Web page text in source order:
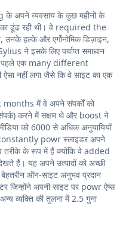
के अपने व्यवसाय के कुछ महीनों के
ढूंढ रही थी। वे required the
हल्के और एर्गोनोमिक डिज़ाइन,
ने इसके लिए पर्याप्त समाधान
पहले एक many different
नहीं लगा जैसे कि वे साइट का एक
में वे अपने संपर्कों को
करने में सक्षम थे और boost ने
को 6000 से अधिक अनुयायियों
constantly powr स्लाइडर अपने
तरीके के रूप में हैं क्योंकि वे added
हैं। यह अपने उत्पादों को अच्छी
बेहतरीन ऑन-साइट अनुभव प्रदान
जिन्होंने अपनी साइट पर powr ऐप्स
व्यक्ति की तुलना में 2.5 गुना